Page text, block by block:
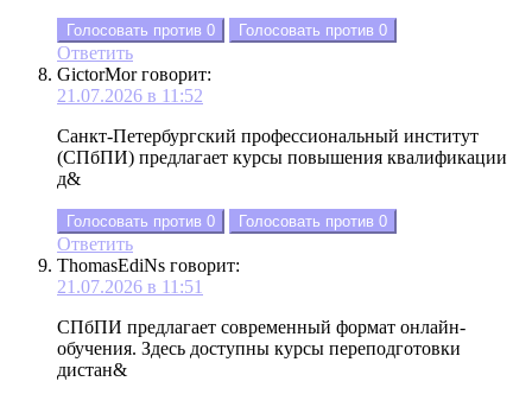
Голосовать против 0 Голосовать против 0
Ответить
GictorMor говорит:
21.07.2026 в 11:52
Санкт-Петербургский профессиональный институт
(СПбПИ) предлагает курсы повышения квалификации
д&
Голосовать против 0 Голосовать против 0
Ответить
ThomasEdiNs говорит:
21.07.2026 в 11:51
СПбПИ предлагает современный формат онлайн-
обучения. Здесь доступны курсы переподготовки
дистан&